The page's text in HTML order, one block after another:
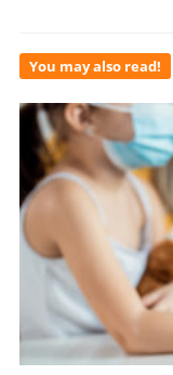
You may also read!